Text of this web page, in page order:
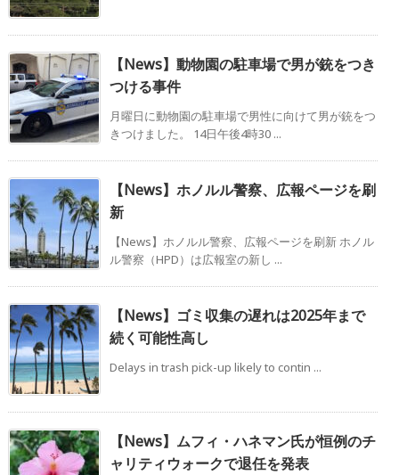
【News】動物園の駐車場で男が銃をつき
つける事件
月曜日に動物園の駐車場で男性に向けて男が銃をつ
きつけました。 14日午後4時30 ...
【News】ホノルル警察、広報ページを刷
新
【News】ホノルル警察、広報ページを刷新 ホノル
ル警察（HPD）は広報室の新し ...
【News】ゴミ収集の遅れは2025年まで
続く可能性高し
Delays in trash pick-up likely to contin ...
【News】ムフィ・ハネマン氏が恒例のチ
ャリティウォークで退任を発表